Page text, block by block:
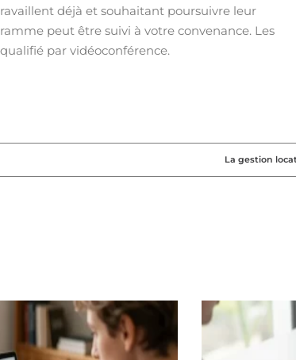
déjà et souhaitant poursuivre leur
peut être suivi à votre convenance. Les
par vidéoconférence.
La gestion